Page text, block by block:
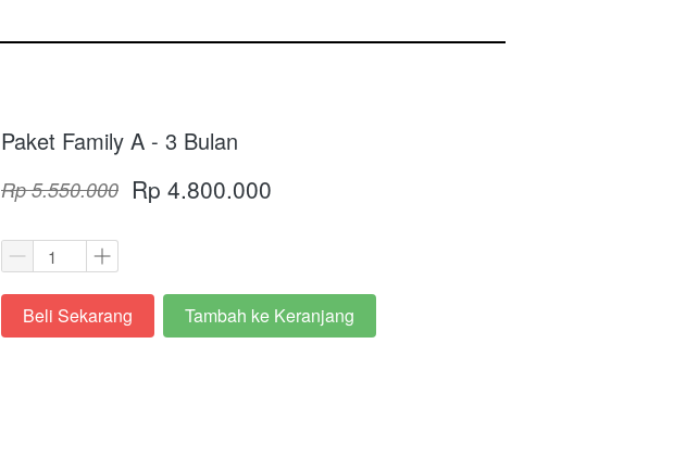
Paket Family A - 3 Bulan
Rp 5.550.000 Rp 4.800.000
`Beli Sekarang `
Tambah ke Keranjang